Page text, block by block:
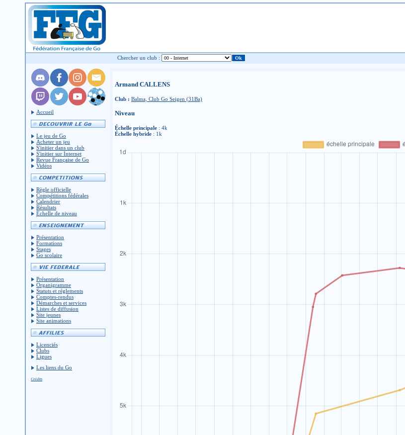
Chercher un club :
Accueil
Le jeu de Go
Acheter un jeu
S'initier dans un club
S'initier sur Internet
Revue Française de Go
Vidéos
Règle officielle
Compétitions fédérales
Calendrier
Résultats
Échelle de niveau
Présentation
Formations
Stages
Go scolaire
Présentation
Organigramme
Statuts et réglements
Comptes-rendus
Démarches et services
Listes de diffusion
Site jeunes
Site animations
Licenciés
Clubs
Ligues
Les liens du Go
Crédits
Armand CALLENS
Club : Balma, Club Go Seigen (31Ba)
Niveau
Échelle principale : 4k
Échelle hybride : 1k